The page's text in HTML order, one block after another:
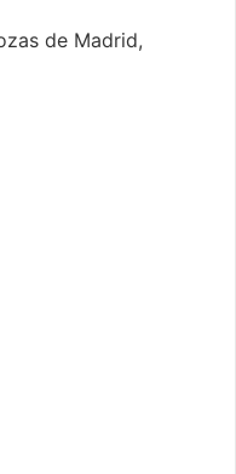
de Madrid,